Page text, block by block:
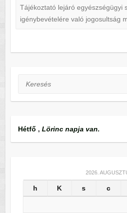
Tájékoztató lejáró egyészségügyi
igénybevételére való jogosultság
Keresés
Hétfő , Lörinc napja van.
2026.
h K s c